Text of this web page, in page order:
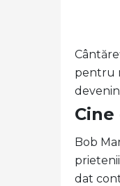
pentru
Bob
dat